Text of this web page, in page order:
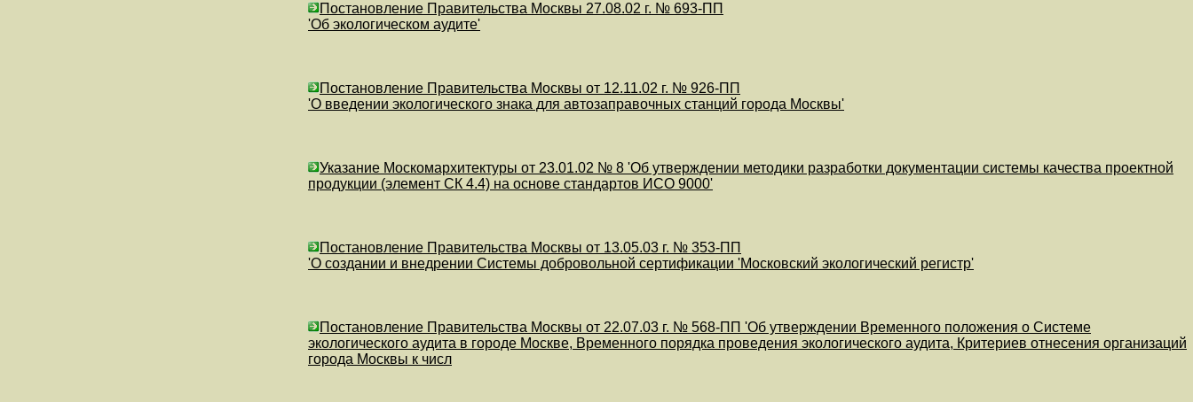
Постановление Правительства Москвы 27.08.02 г. № 693-ПП
'Об экологическом аудите'
Постановление Правительства Москвы от 12.11.02 г. № 926-ПП
'О введении экологического знака для автозаправочных станций города Москвы'
Указание Москомархитектуры от 23.01.02 № 8 'Об утверждении методики разработки документации системы качества проектной
продукции (элемент СК 4.4) на основе стандартов ИСО 9000'
Постановление Правительства Москвы от 13.05.03 г. № 353-ПП
'О создании и внедрении Системы добровольной сертификации 'Московский экологический регистр'
Постановление Правительства Москвы от 22.07.03 г. № 568-ПП 'Об утверждении Временного положения о Системе
экологического аудита в городе Москве, Временного порядка проведения экологического аудита, Критериев отнесения организаций
города Москвы к числ